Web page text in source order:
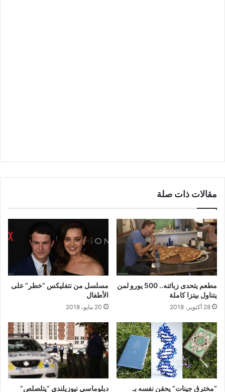
مقالات ذات صلة
مطعم يتحدى زبائنه.. 500 يورو لمن
يتناول بيتزا كاملة
28 أكتوبر، 2018
مسلسل من نتفليكس “خطر” على
الأطفال
20 مايو، 2018
“مخترق جينات” يحقن نفسه بـ
دبلوماسي نيوزيلندي “يتلصلص”